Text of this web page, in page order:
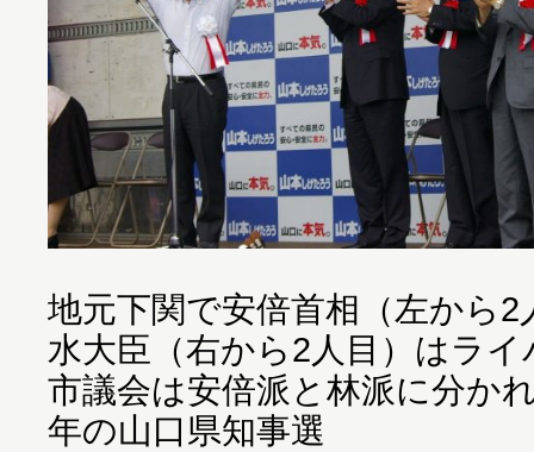
地元下関で安倍首相（左から
水大臣（右から2人目）はラ
市議会は安倍派と林派に分か
年の山口県知事選